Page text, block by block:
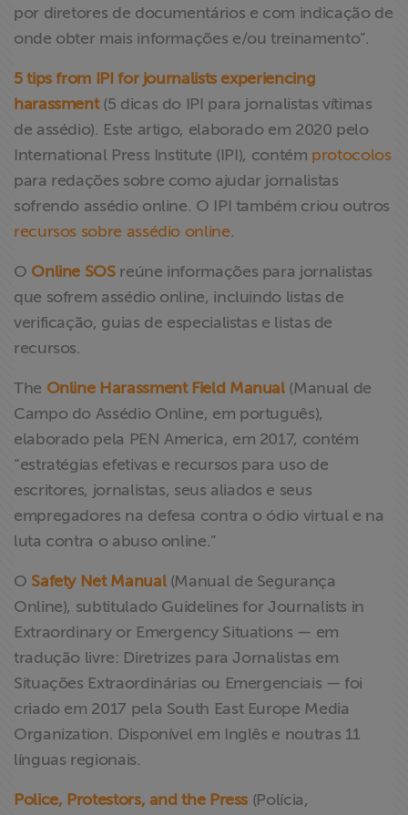
por diretores de documentários e com indicação de
onde obter mais informações e/ou treinamento”.
5 tips from IPI for journalists experiencing
harassment(5 dicas do IPI para jornalistas vítimas
de assédio). Este artigo, elaborado em 2020 pelo
International Press Institute (IPI), contém protocolos
para redações sobre como ajudar jornalistas
sofrendo assédio online. O IPI também criou outros
recursos sobre assédio online.
O Online SOSreúne informações para jornalistas
que sofrem assédio online, incluindo listas de
verificação, guias de especialistas e listas de
recursos.
The Online Harassment Field Manual(Manual de
Campo do Assédio Online, em português),
elaborado pela PEN America, em 2017, contém
“estratégias efetivas e recursos para uso de
escritores, jornalistas, seus aliados e seus
empregadores na defesa contra o ódio virtual e na
luta contra o abuso online.”
O Safety Net Manual(Manual de Segurança
Online), subtitulado Guidelines for Journalists in
Extraordinary or Emergency Situations — em
tradução livre: Diretrizes para Jornalistas em
Situações Extraordinárias ou Emergenciais — foi
criado em 2017 pela South East Europe Media
Organization. Disponível em Inglês e noutras 11
línguas regionais.
Police, Protestors, and the Press (Polícia,